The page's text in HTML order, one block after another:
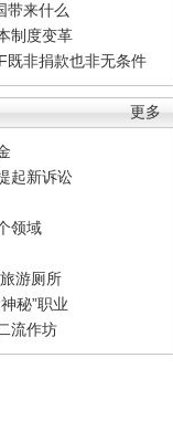
带来什么
制度变革
既非捐款也非无条件
更多
起新诉讼
领域
游厕所
秘”职业
流作坊